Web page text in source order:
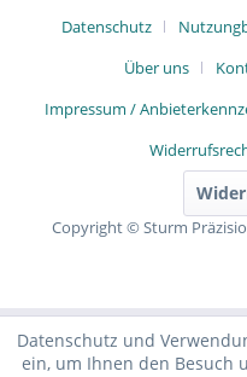
Datenschutz
Über uns
Impressum /
Copyright © Sturm
Datenschutz und
ein, um Ihnen den Besuch